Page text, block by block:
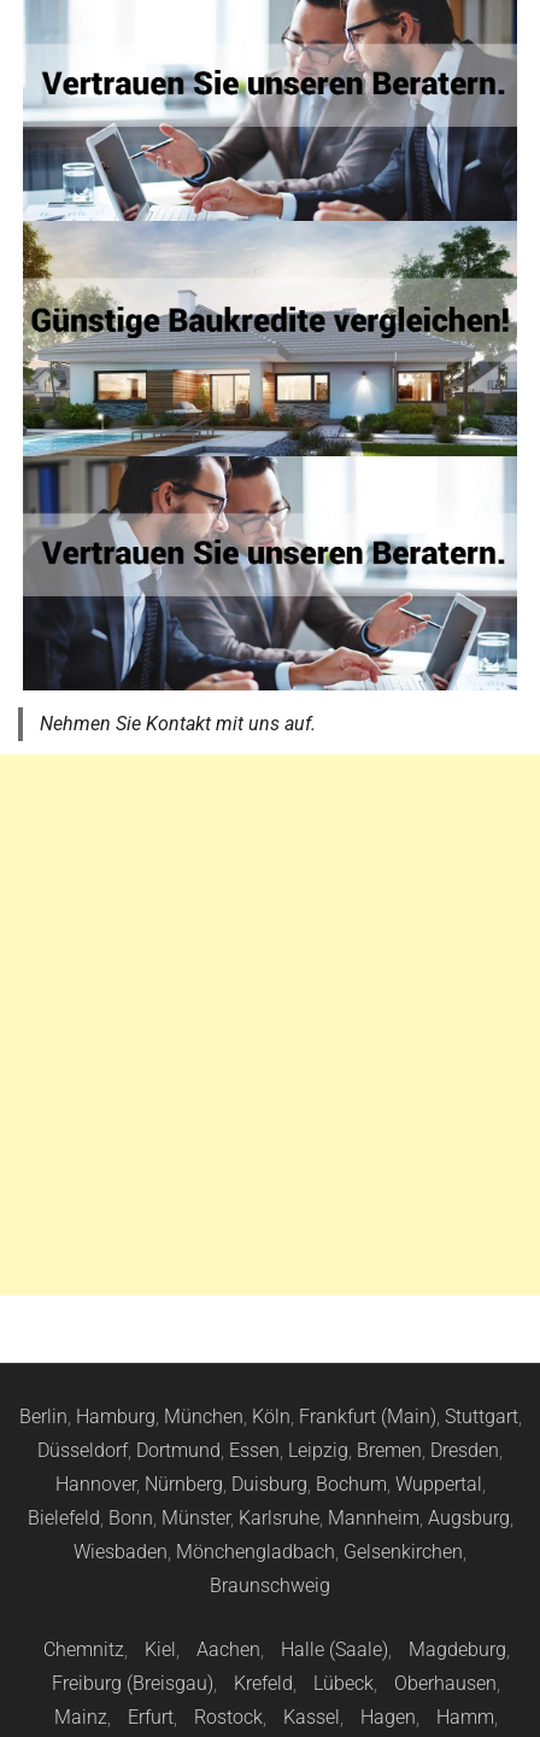
Nehmen Sie Kontakt mit uns auf.
Berlin, Hamburg, München, Köln, Frankfurt (Main), Stuttgart,
Düsseldorf, Dortmund, Essen, Leipzig, Bremen, Dresden,
Hannover, Nürnberg, Duisburg, Bochum, Wuppertal,
Bielefeld, Bonn, Münster, Karlsruhe, Mannheim, Augsburg,
Wiesbaden, Mönchengladbach, Gelsenkirchen,
Braunschweig
Chemnitz, Kiel, Aachen, Halle (Saale), Magdeburg,
Freiburg (Breisgau), Krefeld, Lübeck, Oberhausen,
Mainz, Erfurt, Rostock, Kassel, Hagen, Hamm,